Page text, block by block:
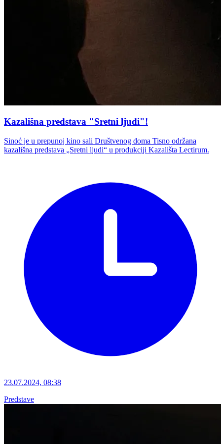
Kazališna predstava "Sretni ljudi"!
Sinoć je u prepunoj kino sali Društvenog doma Tisno održana
kazališna predstava „Sretni ljudi“ u produkciji Kazališta Lectirum.
23.07.2024, 08:38
Predstave